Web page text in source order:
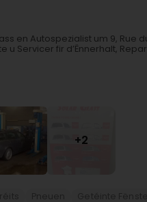
en Autospezialist um 9, Rue
Servicer fir d’Ënnerhalt,
+2